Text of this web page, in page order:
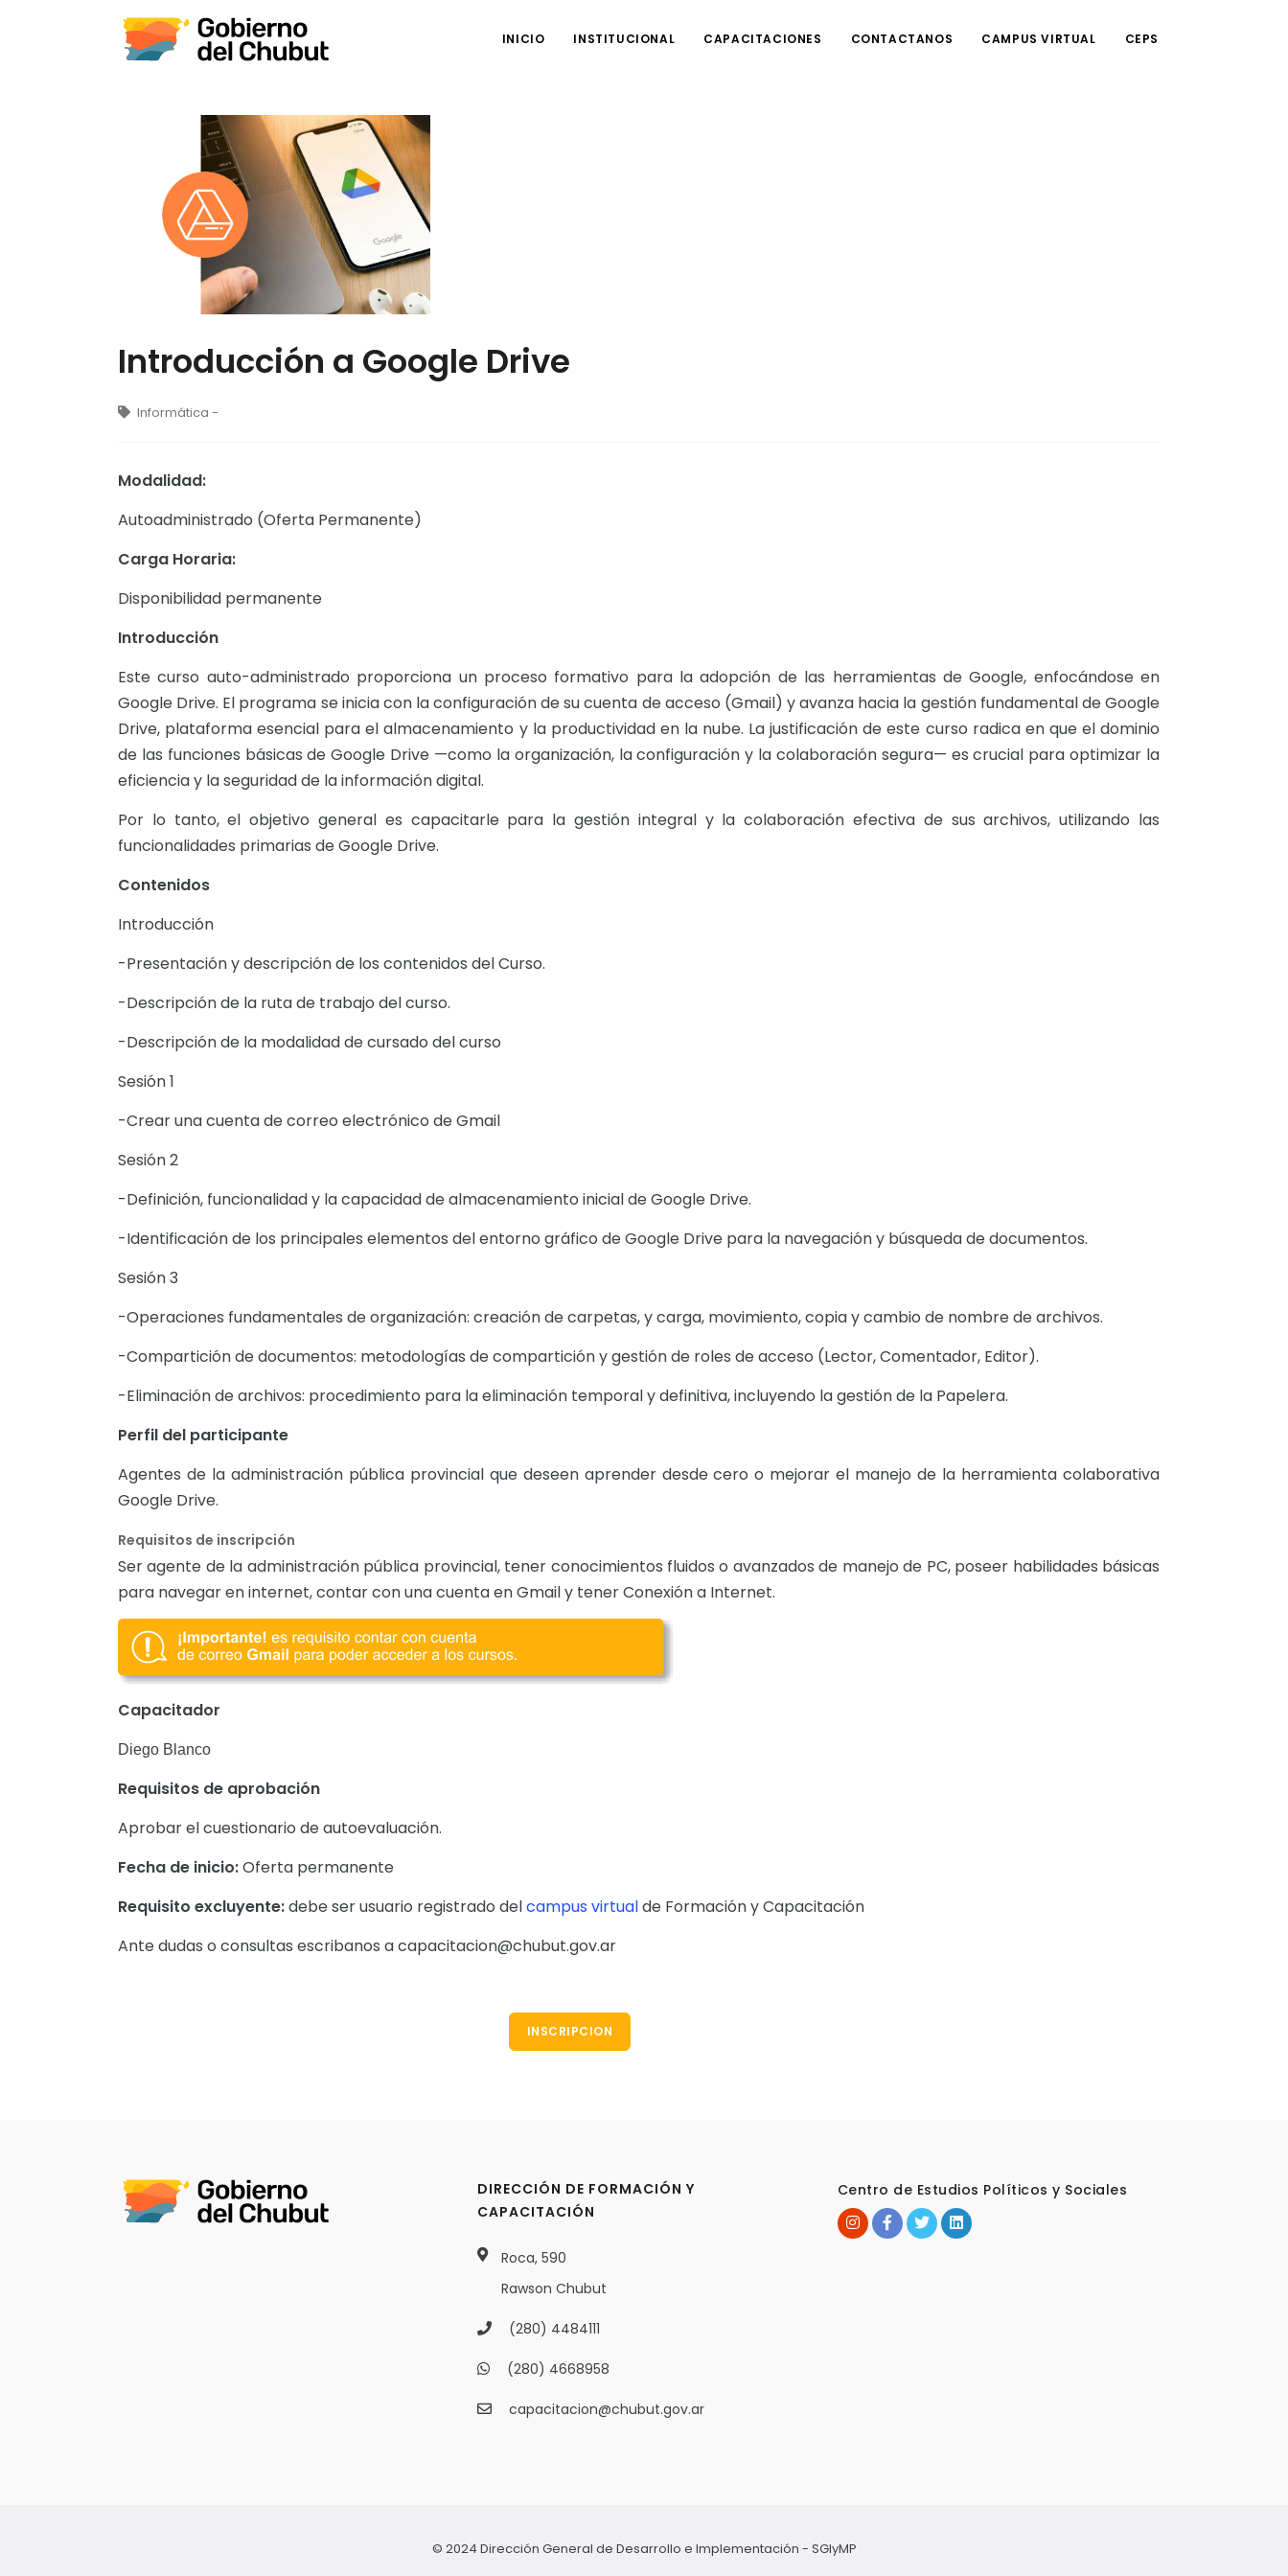
INICIO INSTITUCIONAL CAPACITACIONES CONTACTANOS CAMPUS VIRTUAL CEPS
Introducción a Google Drive
Informática -
Modalidad:
Autoadministrado (Oferta Permanente)
Carga Horaria:
Disponibilidad permanente
Introducción
Este curso auto-administrado proporciona un proceso formativo para la adopción de las herramientas de Google, enfocándose en
Google Drive. El programa se inicia con la configuración de su cuenta de acceso (Gmail) y avanza hacia la gestión fundamental de Google
Drive, plataforma esencial para el almacenamiento y la productividad en la nube. La justificación de este curso radica en que el dominio
de las funciones básicas de Google Drive —como la organización, la configuración y la colaboración segura— es crucial para optimizar la
eficiencia y la seguridad de la información digital.
Por lo tanto, el objetivo general es capacitarle para la gestión integral y la colaboración efectiva de sus archivos, utilizando las
funcionalidades primarias de Google Drive.
Contenidos
Introducción
-Presentación y descripción de los contenidos del Curso.
-Descripción de la ruta de trabajo del curso.
-Descripción de la modalidad de cursado del curso
Sesión 1
-Crear una cuenta de correo electrónico de Gmail
Sesión 2
-Definición, funcionalidad y la capacidad de almacenamiento inicial de Google Drive.
-Identificación de los principales elementos del entorno gráfico de Google Drive para la navegación y búsqueda de documentos.
Sesión 3
-Operaciones fundamentales de organización: creación de carpetas, y carga, movimiento, copia y cambio de nombre de archivos.
-Compartición de documentos: metodologías de compartición y gestión de roles de acceso (Lector, Comentador, Editor).
-Eliminación de archivos: procedimiento para la eliminación temporal y definitiva, incluyendo la gestión de la Papelera.
Perfil del participante
Agentes de la administración pública provincial que deseen aprender desde cero o mejorar el manejo de la herramienta colaborativa
Google Drive.
Requisitos de inscripción
Ser agente de la administración pública provincial, tener conocimientos fluidos o avanzados de manejo de PC, poseer habilidades básicas
para navegar en internet, contar con una cuenta en Gmail y tener Conexión a Internet.
Capacitador
Diego Blanco
Requisitos de aprobación
Aprobar el cuestionario de autoevaluación.
Fecha de inicio:Oferta permanente
Requisito excluyente:debe ser usuario registrado delcampus virtualde Formación y Capacitación
Ante dudas o consultas escribanos a capacitacion@chubut.gov.ar
INSCRIPCION
DIRECCIÓN DE FORMACIÓN Y
CAPACITACIÓN
Roca, 590
Rawson Chubut
(280) 4484111
(280) 4668958
capacitacion@chubut.gov.ar
Centro de Estudios Políticos y Sociales
© 2024 Dirección General de Desarrollo e Implementación - SGIyMP